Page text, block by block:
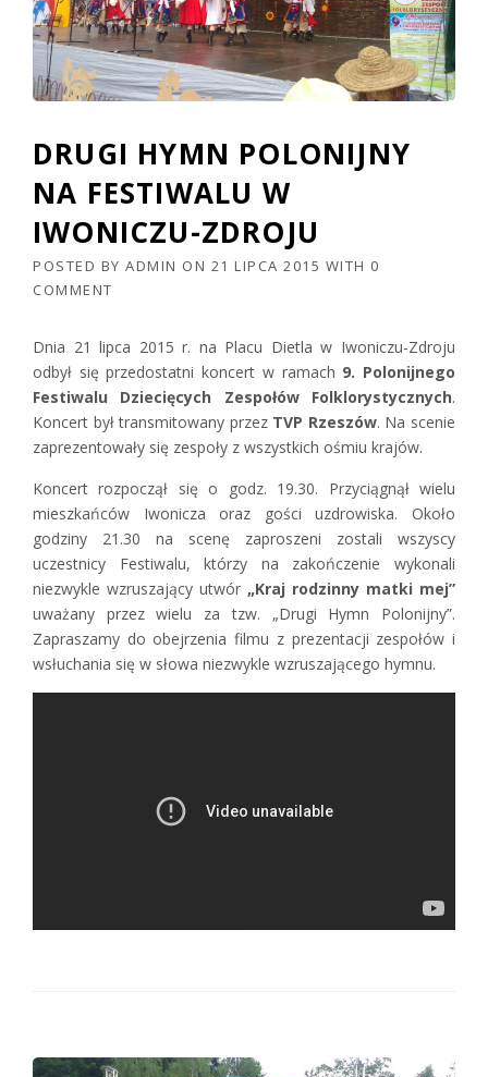
DRUGI HYMN POLONIJNY
NA FESTIWALU W
IWONICZU-ZDROJU
POSTED BY ADMIN ON 21 LIPCA 2015 WITH 0
COMMENT
Dnia 21 lipca 2015 r. na Placu Dietla w Iwoniczu-Zdroju
odbył się przedostatni koncert w ramach 9. Polonijnego
Festiwalu Dziecięcych Zespołów Folklorystycznych.
Koncert był transmitowany przez TVP Rzeszów. Na scenie
zaprezentowały się zespoły z wszystkich ośmiu krajów.
Koncert rozpoczął się o godz. 19.30. Przyciągnął wielu
mieszkańców Iwonicza oraz gości uzdrowiska. Około
godziny 21.30 na scenę zaproszeni zostali wszyscy
uczestnicy Festiwalu, którzy na zakończenie wykonali
niezwykle wzruszający utwór „Kraj rodzinny matki mej”
uważany przez wielu za tzw. „Drugi Hymn Polonijny”.
Zapraszamy do obejrzenia filmu z prezentacji zespołów i
wsłuchania się w słowa niezwykle wzruszającego hymnu.